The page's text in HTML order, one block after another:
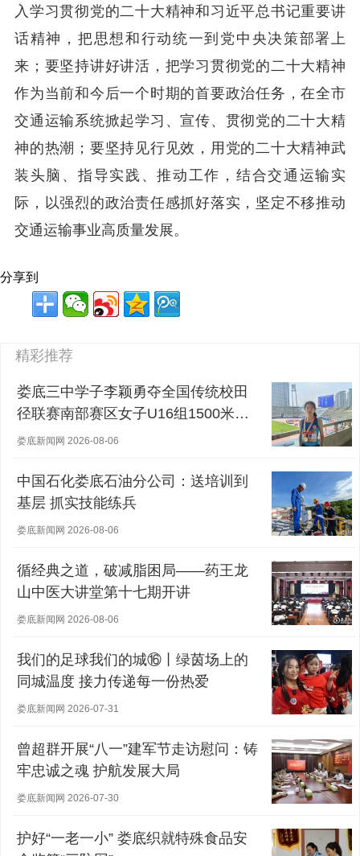
入学习贯彻党的二十大精神和习近平总书记重要讲
话精神，把思想和行动统一到党中央决策部署上
来；要坚持讲好讲活，把学习贯彻党的二十大精神
作为当前和今后一个时期的首要政治任务，在全市
交通运输系统掀起学习、宣传、贯彻党的二十大精
神的热潮；要坚持见行见效，用党的二十大精神武
装头脑、指导实践、推动工作，结合交通运输实
际，以强烈的政治责任感抓好落实，坚定不移推动
交通运输事业高质量发展。
分享到
精彩推荐
娄底三中学子李颖勇夺全国传统校田
径联赛南部赛区女子U16组1500米冠
军
娄底新闻网 2026-08-06
中国石化娄底石油分公司：送培训到
基层 抓实技能练兵
娄底新闻网 2026-08-06
循经典之道，破减脂困局——药王龙
山中医大讲堂第十七期开讲
娄底新闻网 2026-08-06
我们的足球我们的城⑯丨绿茵场上的
同城温度 接力传递每一份热爱
娄底新闻网 2026-07-31
曾超群开展“八一”建军节走访慰问：铸
牢忠诚之魂 护航发展大局
娄底新闻网 2026-07-30
护好“一老一小” 娄底织就特殊食品安